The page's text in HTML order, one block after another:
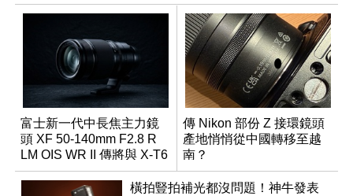
富士新一代中長焦主力鏡
頭 XF 50-140mm F2.8 R
LM OIS WR II 傳將與 X-T6
同步亮相
傳 Nikon 部份 Z 接環鏡頭
產地悄悄從中國轉移至越
南？
橫拍豎拍補光都沒問題！神牛發表